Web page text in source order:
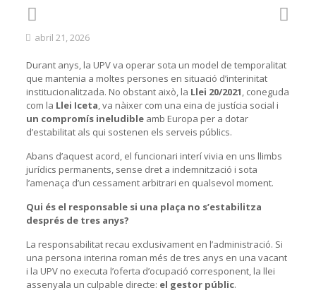
abril 21, 2026
Durant anys, la UPV va operar sota un model de temporalitat
que mantenia a moltes persones en situació d’interinitat
institucionalitzada. No obstant això, la Llei 20/2021, coneguda
com la Llei Iceta, va nàixer com una eina de justícia social i
un compromís ineludibleamb Europa per a dotar
d’estabilitat als qui sostenen els serveis públics.
Abans d’aquest acord, el funcionari interí vivia en uns llimbs
jurídics permanents, sense dret a indemnització i sota
l’amenaça d’un cessament arbitrari en qualsevol moment.
Qui és el responsable si una plaça no s’estabilitza
després de tres anys?
La responsabilitat recau exclusivament en l’administració. Si
una persona interina roman més de tres anys en una vacant
i la UPV no executa l’oferta d’ocupació corresponent, la llei
assenyala un culpable directe: el gestor públic.